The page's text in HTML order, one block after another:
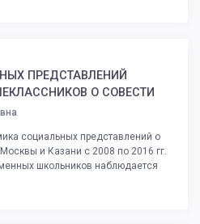
ПРЕДСТАВЛЕНИЙ
О СОВЕСТИ
социальных представлений о
и Казани с 2008 по 2016 гг.
школьников наблюдается